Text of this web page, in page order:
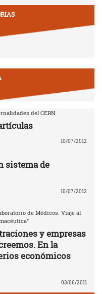
del CERN
10/07/2012
sistema de
10/07/2012
de Médicos. Viaje al
y empresas
En la
económicos
03/06/2011